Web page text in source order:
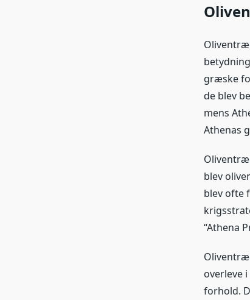
græske
de blev
mens
Athenas
blev
blev ofte
“Athena
overleve
forhold.